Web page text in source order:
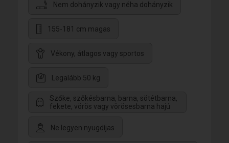
Nem dohányzik vagy néha dohányzik
155-181 cm magas
Vékony, átlagos vagy sportos
Legalább 50 kg
Szőke, szőkésbarna, barna, sötétbarna,
fekete, vörös vagy vörösesbarna hajú
Ne legyen nyugdíjas